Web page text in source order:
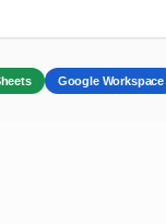
Google Workspace